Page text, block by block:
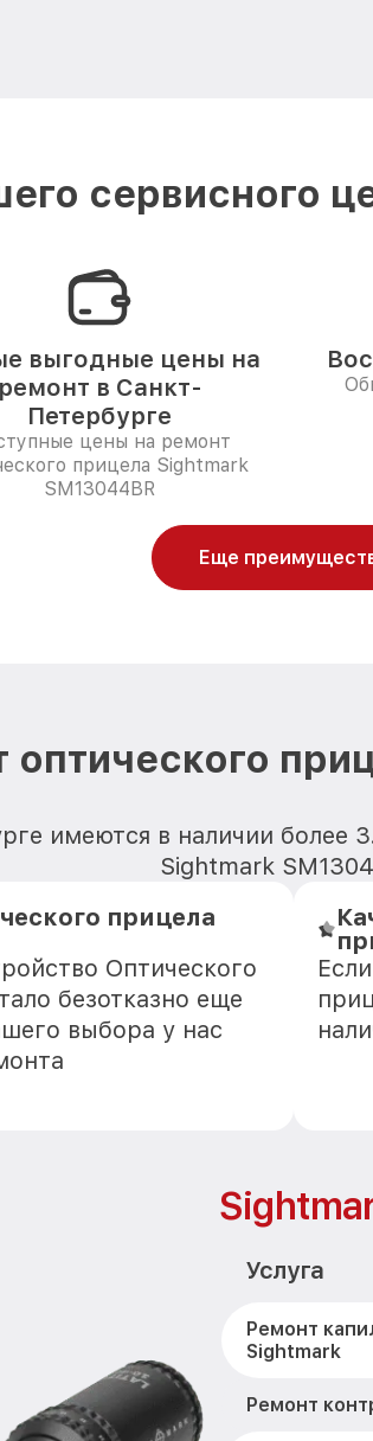
сервисного
выгодные цены на
ремонт в Санкт-
Петербурге
цены на ремонт
прицела Sightmark
SM13044BR
Еще
имеются в наличии более
Sightmark
прицела
Оптического
безотказно еще
выбора у нас
Услуга
Ремонт
Sightmark
Ремонт